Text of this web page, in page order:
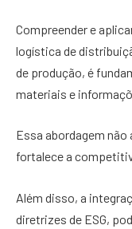
Compreender e
logística de
de produção, é
materiais e
Essa abordagem
fortalece a
Além disso, a
diretrizes de ESG,